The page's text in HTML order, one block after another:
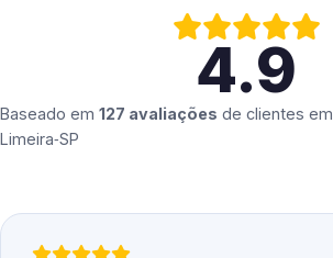
4.9
Baseado em 127 avaliações de clientes em
Limeira‑SP